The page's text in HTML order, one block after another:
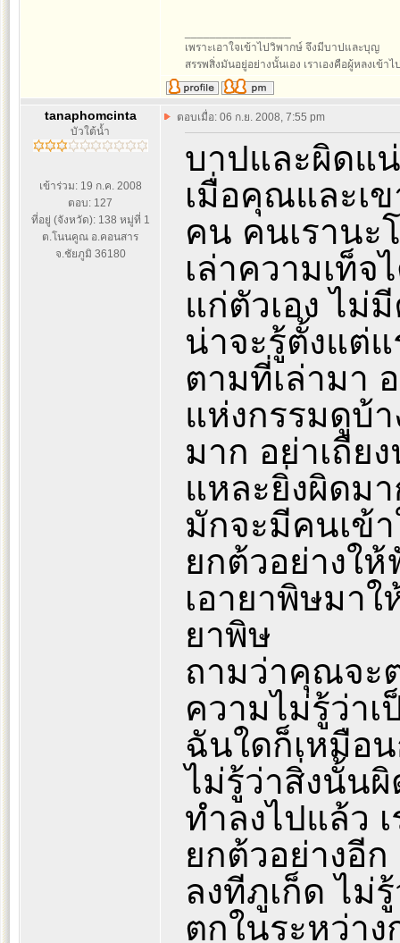
เพราะเอาใจเข้าไปวิพากษ์ จึงมีบาปและบุญ
สรรพสิ่งมันอยู่อย่างนั้นเอง เราเองคือผู้หลงเข้าไ
tanaphomcinta
บัวใต้น้ำ
เข้าร่วม: 19 ก.ค. 2008
ตอบ: 127
ที่อยู่ (จังหวัด): 138 หมู่ที่ 1
ต.โนนคูณ อ.คอนสาร
จ.ชัยภูมิ 36180
ตอบเมื่อ: 06 ก.ย. 2008, 7:55 pm
บาปและผิดแ
เมื่อคุณและเ
คน คนเรานะ
เล่าความเท็
แก่ตัวเอง ไม่
น่าจะรู้ตั้งแต่
ตามที่เล่ามา
แห่งกรรมดูบ้
มาก อย่าเถีย
แหละยิ่งผิดม
มักจะมีคนเข้
ยกต้วอย่างใ
เอายาพิษมา
ยาพิษ
ถามว่าคุณจะ
ความไม่รู้ว่า
ฉันใดก็เหมือ
ไม่รู้ว่าสิ่งนั้น
ทำลงไปแล้ว
ยกต้วอย่างอี
ลงทีภูเก็ด ไม่
ตกในระหว่า